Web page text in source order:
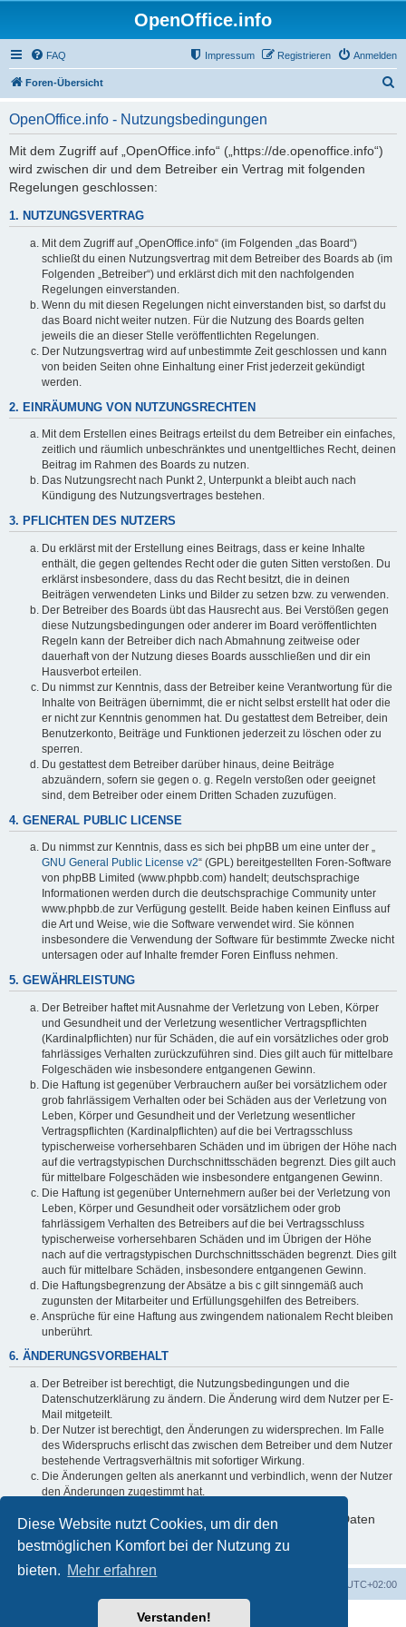
Diese Website nutzt Cookies, um dir den
bestmöglichen Komfort bei der Nutzung zu
bieten. Mehr erfahren
Verstanden!
OpenOffice.info
FAQ Anmelden
Registrieren
Impressum
Foren-Übersicht
OpenOffice.info - Nutzungsbedingungen
Mit dem Zugriff auf „OpenOffice.info“ („https://de.openoffice.info“)
wird zwischen dir und dem Betreiber ein Vertrag mit folgenden
Regelungen geschlossen:
1. NUTZUNGSVERTRAG
Mit dem Zugriff auf „OpenOffice.info“ (im Folgenden „das Board“)
schließt du einen Nutzungsvertrag mit dem Betreiber des Boards ab (im
Folgenden „Betreiber“) und erklärst dich mit den nachfolgenden
Regelungen einverstanden.
Wenn du mit diesen Regelungen nicht einverstanden bist, so darfst du
das Board nicht weiter nutzen. Für die Nutzung des Boards gelten
jeweils die an dieser Stelle veröffentlichten Regelungen.
Der Nutzungsvertrag wird auf unbestimmte Zeit geschlossen und kann
von beiden Seiten ohne Einhaltung einer Frist jederzeit gekündigt
werden.
2. EINRÄUMUNG VON NUTZUNGSRECHTEN
Mit dem Erstellen eines Beitrags erteilst du dem Betreiber ein einfaches,
zeitlich und räumlich unbeschränktes und unentgeltliches Recht, deinen
Beitrag im Rahmen des Boards zu nutzen.
Das Nutzungsrecht nach Punkt 2, Unterpunkt a bleibt auch nach
Kündigung des Nutzungsvertrages bestehen.
3. PFLICHTEN DES NUTZERS
Du erklärst mit der Erstellung eines Beitrags, dass er keine Inhalte
enthält, die gegen geltendes Recht oder die guten Sitten verstoßen. Du
erklärst insbesondere, dass du das Recht besitzt, die in deinen
Beiträgen verwendeten Links und Bilder zu setzen bzw. zu verwenden.
Der Betreiber des Boards übt das Hausrecht aus. Bei Verstößen gegen
diese Nutzungsbedingungen oder anderer im Board veröffentlichten
Regeln kann der Betreiber dich nach Abmahnung zeitweise oder
dauerhaft von der Nutzung dieses Boards ausschließen und dir ein
Hausverbot erteilen.
Du nimmst zur Kenntnis, dass der Betreiber keine Verantwortung für die
Inhalte von Beiträgen übernimmt, die er nicht selbst erstellt hat oder die
er nicht zur Kenntnis genommen hat. Du gestattest dem Betreiber, dein
Benutzerkonto, Beiträge und Funktionen jederzeit zu löschen oder zu
sperren.
Du gestattest dem Betreiber darüber hinaus, deine Beiträge
abzuändern, sofern sie gegen o. g. Regeln verstoßen oder geeignet
sind, dem Betreiber oder einem Dritten Schaden zuzufügen.
4. GENERAL PUBLIC LICENSE
Du nimmst zur Kenntnis, dass es sich bei phpBB um eine unter der „
GNU General Public License v2“ (GPL) bereitgestellten Foren-Software
von phpBB Limited (www.phpbb.com) handelt; deutschsprachige
Informationen werden durch die deutschsprachige Community unter
www.phpbb.de zur Verfügung gestellt. Beide haben keinen Einfluss auf
die Art und Weise, wie die Software verwendet wird. Sie können
insbesondere die Verwendung der Software für bestimmte Zwecke nicht
untersagen oder auf Inhalte fremder Foren Einfluss nehmen.
5. GEWÄHRLEISTUNG
Der Betreiber haftet mit Ausnahme der Verletzung von Leben, Körper
und Gesundheit und der Verletzung wesentlicher Vertragspflichten
(Kardinalpflichten) nur für Schäden, die auf ein vorsätzliches oder grob
fahrlässiges Verhalten zurückzuführen sind. Dies gilt auch für mittelbare
Folgeschäden wie insbesondere entgangenen Gewinn.
Die Haftung ist gegenüber Verbrauchern außer bei vorsätzlichem oder
grob fahrlässigem Verhalten oder bei Schäden aus der Verletzung von
Leben, Körper und Gesundheit und der Verletzung wesentlicher
Vertragspflichten (Kardinalpflichten) auf die bei Vertragsschluss
typischerweise vorhersehbaren Schäden und im übrigen der Höhe nach
auf die vertragstypischen Durchschnittsschäden begrenzt. Dies gilt auch
für mittelbare Folgeschäden wie insbesondere entgangenen Gewinn.
Die Haftung ist gegenüber Unternehmern außer bei der Verletzung von
Leben, Körper und Gesundheit oder vorsätzlichem oder grob
fahrlässigem Verhalten des Betreibers auf die bei Vertragsschluss
typischerweise vorhersehbaren Schäden und im Übrigen der Höhe
nach auf die vertragstypischen Durchschnittsschäden begrenzt. Dies gilt
auch für mittelbare Schäden, insbesondere entgangenen Gewinn.
Die Haftungsbegrenzung der Absätze a bis c gilt sinngemäß auch
zugunsten der Mitarbeiter und Erfüllungsgehilfen des Betreibers.
Ansprüche für eine Haftung aus zwingendem nationalem Recht bleiben
unberührt.
6. ÄNDERUNGSVORBEHALT
Der Betreiber ist berechtigt, die Nutzungsbedingungen und die
Datenschutzerklärung zu ändern. Die Änderung wird dem Nutzer per E-
Mail mitgeteilt.
Der Nutzer ist berechtigt, den Änderungen zu widersprechen. Im Falle
des Widerspruchs erlischt das zwischen dem Betreiber und dem Nutzer
bestehende Vertragsverhältnis mit sofortiger Wirkung.
Die Änderungen gelten als anerkannt und verbindlich, wenn der Nutzer
den Änderungen zugestimmt hat.
Informationen über den Umgang mit deinen persönlichen Daten
sind in der Datenschutzerklärung enthalten.
UTC+02:00
Powered byphpBB® Forum Software © phpBB Limited